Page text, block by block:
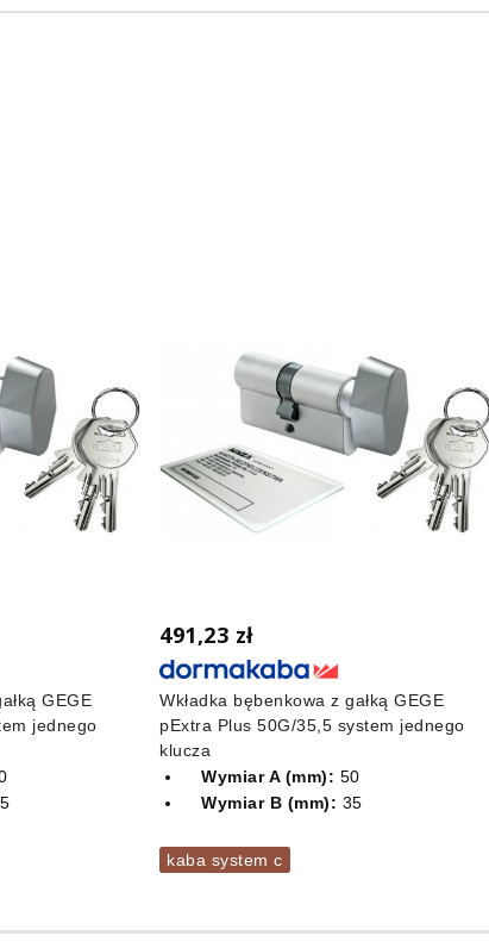
GEGE
jednego
491,23 zł
Wkładka bębenkowa z gałką GEGE
pExtra Plus 50G/35,5 system jednego
klucza
Wymiar A (mm): 50
Wymiar B (mm): 35
kaba system c